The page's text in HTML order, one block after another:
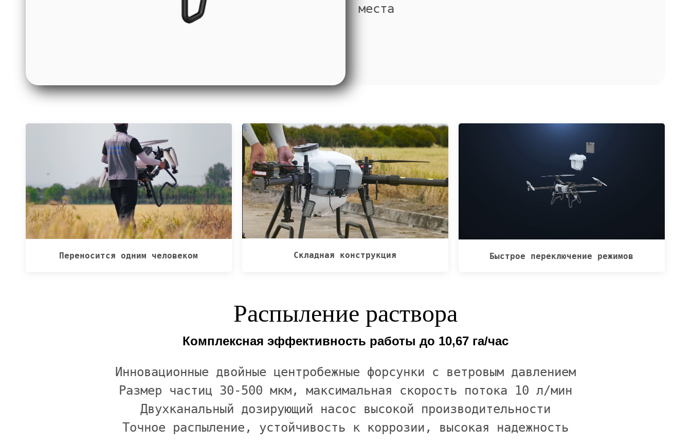
места
Переносится одним человеком Складная конструкция Быстрое переключение режимов
Распыление раствора
Комплексная эффективность работы до 10,67 га/час
Инновационные двойные центробежные форсунки с ветровым давлением
Размер частиц 30-500 мкм, максимальная скорость потока 10 л/мин
Двухканальный дозирующий насос высокой производительности
Точное распыление, устойчивость к коррозии, высокая надежность